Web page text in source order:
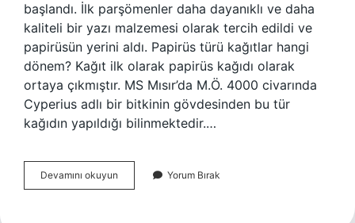
başlandı. İlk parşömenler daha dayanıklı ve daha
kaliteli bir yazı malzemesi olarak tercih edildi ve
papirüsün yerini aldı. Papirüs türü kağıtlar hangi
dönem? Kağıt ilk olarak papirüs kağıdı olarak
ortaya çıkmıştır. MS Mısır’da M.Ö. 4000 civarında
Cyperius adlı bir bitkinin gövdesinden bu tür
kağıdın yapıldığı bilinmektedir.…
Devamını okuyun
Mü
Yorum Bırak